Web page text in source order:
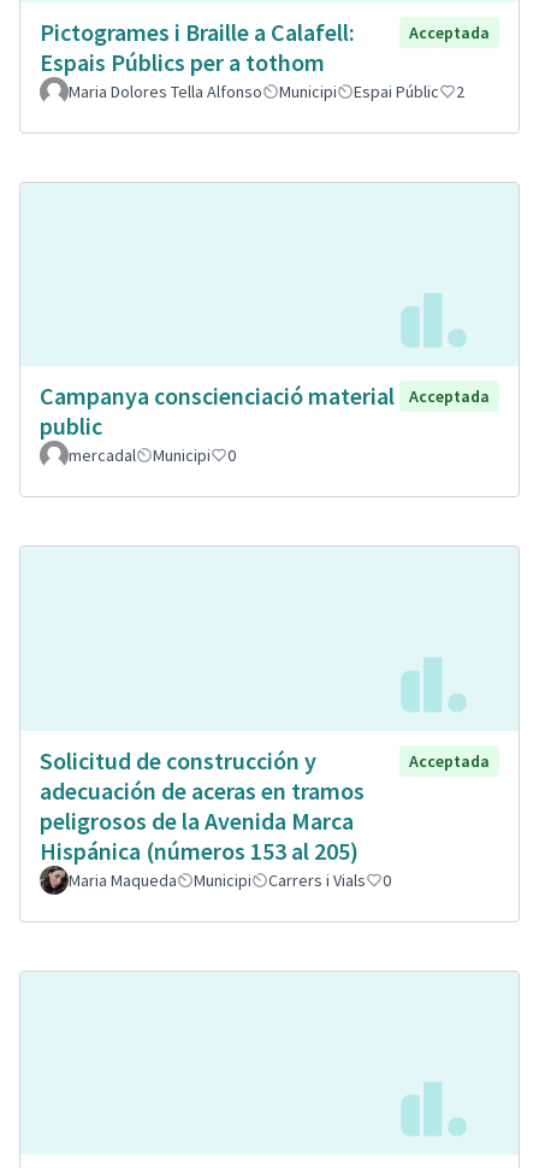
Pictogrames i Braille a Calafell:
Espais Públics per a tothom
Acceptada
Maria Dolores Tella Alfonso Municipi Espai Públic 2
Campanya conscienciació material
public
Acceptada
mercadal Municipi 0
Solicitud de construcción y
adecuación de aceras en tramos
peligrosos de la Avenida Marca
Hispánica (números 153 al 205)
Acceptada
Maria Maqueda Municipi Carrers i Vials 0